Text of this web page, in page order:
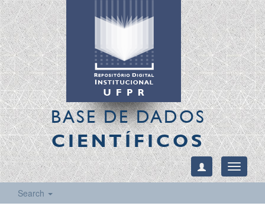
BASE DE DADOS
CIENTÍFICOS
Toggle
Search